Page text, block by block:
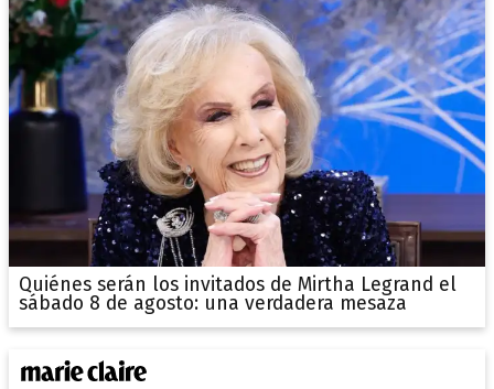
Quiénes serán los invitados de Mirtha Legrand el
sábado 8 de agosto: una verdadera mesaza